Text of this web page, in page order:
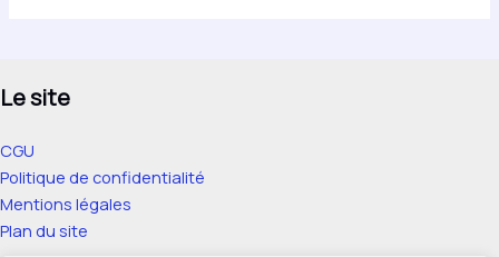
Le site
CGU
Politique de confidentialité
Mentions légales
Plan du site